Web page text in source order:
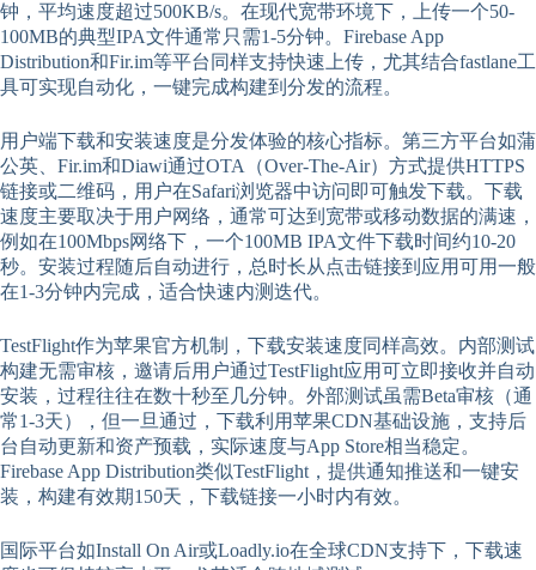
钟，平均速度超过500KB/s。在现代宽带环境下，上传一个50-
100MB的典型IPA文件通常只需1-5分钟。Firebase App
Distribution和Fir.im等平台同样支持快速上传，尤其结合fastlane工
具可实现自动化，一键完成构建到分发的流程。
用户端下载和安装速度是分发体验的核心指标。第三方平台如蒲
公英、Fir.im和Diawi通过OTA（Over-The-Air）方式提供HTTPS
链接或二维码，用户在Safari浏览器中访问即可触发下载。下载
速度主要取决于用户网络，通常可达到宽带或移动数据的满速，
例如在100Mbps网络下，一个100MB IPA文件下载时间约10-20
秒。安装过程随后自动进行，总时长从点击链接到应用可用一般
在1-3分钟内完成，适合快速内测迭代。
TestFlight作为苹果官方机制，下载安装速度同样高效。内部测试
构建无需审核，邀请后用户通过TestFlight应用可立即接收并自动
安装，过程往往在数十秒至几分钟。外部测试虽需Beta审核（通
常1-3天），但一旦通过，下载利用苹果CDN基础设施，支持后
台自动更新和资产预载，实际速度与App Store相当稳定。
Firebase App Distribution类似TestFlight，提供通知推送和一键安
装，构建有效期150天，下载链接一小时内有效。
国际平台如Install On Air或Loadly.io在全球CDN支持下，下载速